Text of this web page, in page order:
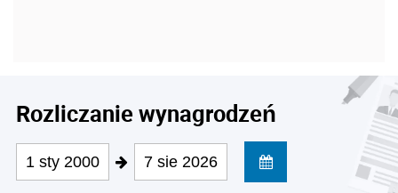
Rozliczanie wynagrodzeń
1 sty 2000 7 sie 2026